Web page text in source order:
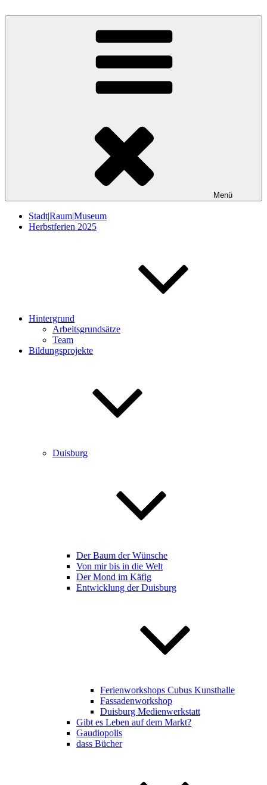
Inhalt
Menü
Stadt|Raum|Museum
Herbstferien 2025
Hintergrund
Arbeitsgrundsätze
Team
Bildungsprojekte
Duisburg
Der Baum der Wünsche
Von mir bis in die Welt
Der Mond im Käfig
Entwicklung der Duisburg
Ferienworkshops Cubus Kunsthalle
Fassadenworkshop
Duisburg Medienwerkstatt
Gibt es Leben auf dem Markt?
Gaudiopolis
dass Bücher